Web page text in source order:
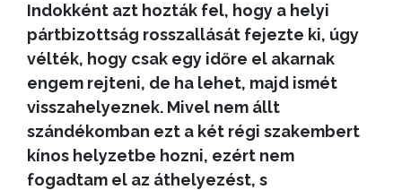
Indokként azt hozták fel, hogy a helyi
pártbizottság rosszallását fejezte ki, úgy
vélték, hogy csak egy időre el akarnak
engem rejteni, de ha lehet, majd ismét
visszahelyeznek. Mivel nem állt
szándékomban ezt a két régi szakembert
kínos helyzetbe hozni, ezért nem
fogadtam el az áthelyezést, s